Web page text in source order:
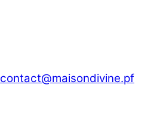
contact@maisondivine.pf